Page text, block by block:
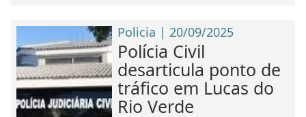
Policia | 20/09/2025
Polícia Civil
desarticula ponto de
tráfico em Lucas do
Rio Verde